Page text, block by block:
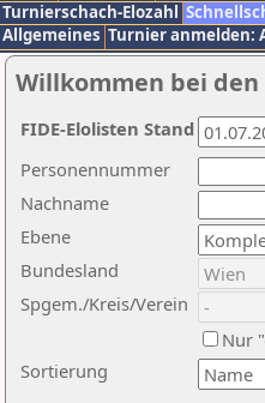
Turnierschach-Elozahl
Allgemeines Turnier anmelden:
Willkommen bei den
Nachname
Ebene
Sortierung
Personennummer
Bundesland
Spgem./Kreis/Verein
Nur
FIDE-Elolisten Stand